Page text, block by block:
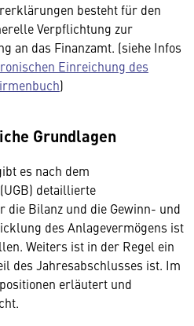
besteht für den
Verpflichtung zur
an das Finanzamt. (siehe Infos
Einreichung des
)
Grundlagen
es nach dem
detaillierte
Bilanz und die Gewinn- und
des Anlagevermögens ist
Weiters ist in der Regel ein
des Jahresabschlusses ist. Im
erläutert und